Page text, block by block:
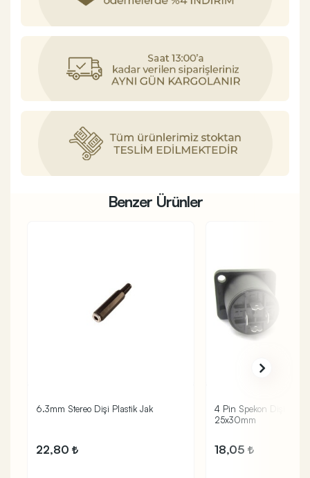
Benzer Ürünler
6.3mm Stereo Dişi Plastik Jak
22,80
4 Pin Spekon Dişi Şase
25x30mm
18,05